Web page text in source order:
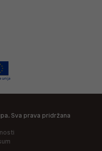
Sva prava pridržana